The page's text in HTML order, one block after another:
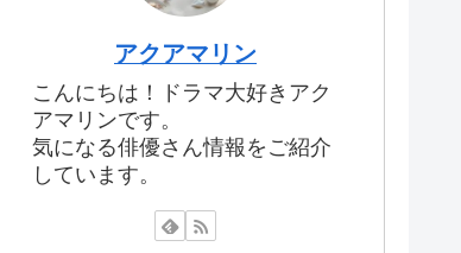
アクアマリン
こんにちは！ドラマ大好きアク
アマリンです。
気になる俳優さん情報をご紹介
しています。